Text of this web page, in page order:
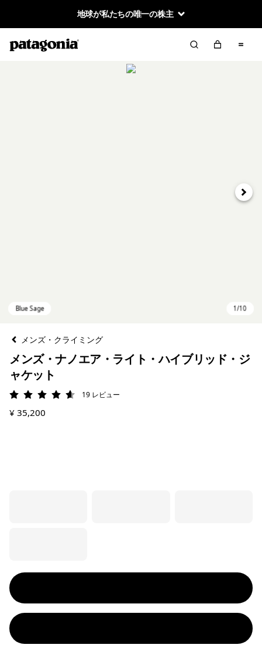
地球が私たちの唯一の株主
次へ
メンズ・クライミング
メンズ・ナノエア・ライト・ハイブリッド・ジ
ャケット
評価: 4.6 / 5
19 レビュー
¥ 35,200